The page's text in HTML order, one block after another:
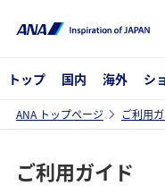
トップ 国内 海外 シ
ANA トップページ ご利用
ご利用ガイド